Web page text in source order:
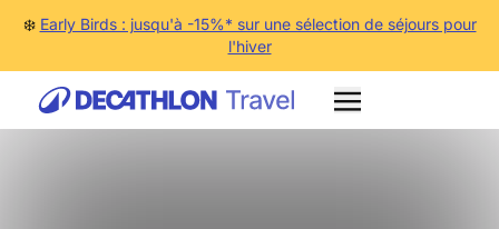
❄️ Early Birds : jusqu'à -15%* sur une sélection de séjours pour
l'hiver